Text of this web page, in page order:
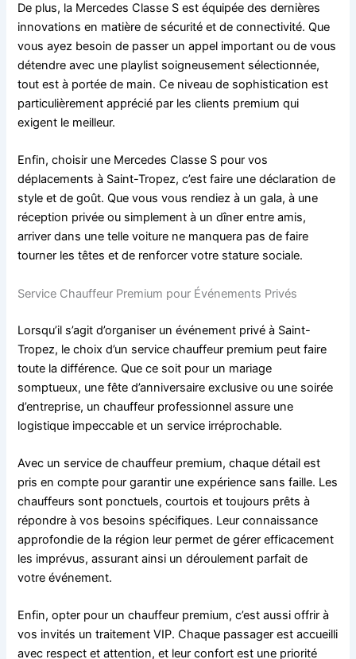
De plus, la Mercedes Classe S est équipée des dernières
innovations en matière de sécurité et de connectivité. Que
vous ayez besoin de passer un appel important ou de vous
détendre avec une playlist soigneusement sélectionnée,
tout est à portée de main. Ce niveau de sophistication est
particulièrement apprécié par les clients premium qui
exigent le meilleur.
Enfin, choisir une Mercedes Classe S pour vos
déplacements à Saint-Tropez, c’est faire une déclaration de
style et de goût. Que vous vous rendiez à un gala, à une
réception privée ou simplement à un dîner entre amis,
arriver dans une telle voiture ne manquera pas de faire
tourner les têtes et de renforcer votre stature sociale.
Service Chauffeur Premium pour Événements Privés
Lorsqu’il s’agit d’organiser un événement privé à Saint-
Tropez, le choix d’un service chauffeur premium peut faire
toute la différence. Que ce soit pour un mariage
somptueux, une fête d’anniversaire exclusive ou une soirée
d’entreprise, un chauffeur professionnel assure une
logistique impeccable et un service irréprochable.
Avec un service de chauffeur premium, chaque détail est
pris en compte pour garantir une expérience sans faille. Les
chauffeurs sont ponctuels, courtois et toujours prêts à
répondre à vos besoins spécifiques. Leur connaissance
approfondie de la région leur permet de gérer efficacement
les imprévus, assurant ainsi un déroulement parfait de
votre événement.
Enfin, opter pour un chauffeur premium, c’est aussi offrir à
vos invités un traitement VIP. Chaque passager est accueilli
avec respect et attention, et leur confort est une priorité